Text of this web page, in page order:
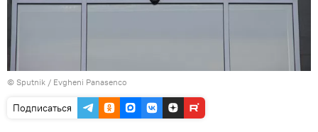
© Sputnik / Evgheni Panasenco
Подписаться